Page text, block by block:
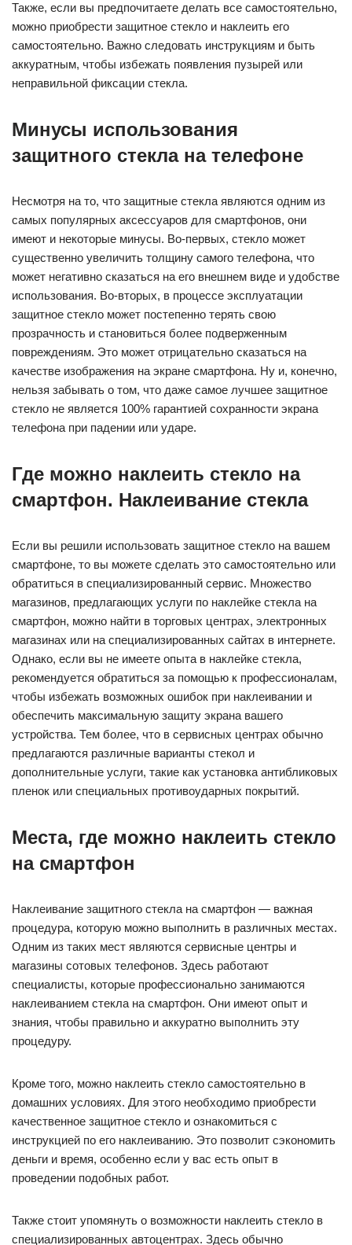
Также, если вы предпочитаете делать все самостоятельно,
можно приобрести защитное стекло и наклеить его
самостоятельно. Важно следовать инструкциям и быть
аккуратным, чтобы избежать появления пузырей или
неправильной фиксации стекла.
Минусы использования
защитного стекла на телефоне
Несмотря на то, что защитные стекла являются одним из
самых популярных аксессуаров для смартфонов, они
имеют и некоторые минусы. Во-первых, стекло может
существенно увеличить толщину самого телефона, что
может негативно сказаться на его внешнем виде и удобстве
использования. Во-вторых, в процессе эксплуатации
защитное стекло может постепенно терять свою
прозрачность и становиться более подверженным
повреждениям. Это может отрицательно сказаться на
качестве изображения на экране смартфона. Ну и, конечно,
нельзя забывать о том, что даже самое лучшее защитное
стекло не является 100% гарантией сохранности экрана
телефона при падении или ударе.
Где можно наклеить стекло на
смартфон. Наклеивание стекла
Если вы решили использовать защитное стекло на вашем
смартфоне, то вы можете сделать это самостоятельно или
обратиться в специализированный сервис. Множество
магазинов, предлагающих услуги по наклейке стекла на
смартфон, можно найти в торговых центрах, электронных
магазинах или на специализированных сайтах в интернете.
Однако, если вы не имеете опыта в наклейке стекла,
рекомендуется обратиться за помощью к профессионалам,
чтобы избежать возможных ошибок при наклеивании и
обеспечить максимальную защиту экрана вашего
устройства. Тем более, что в сервисных центрах обычно
предлагаются различные варианты стекол и
дополнительные услуги, такие как установка антибликовых
пленок или специальных противоударных покрытий.
Места, где можно наклеить стекло
на смартфон
Наклеивание защитного стекла на смартфон — важная
процедура, которую можно выполнить в различных местах.
Одним из таких мест являются сервисные центры и
магазины сотовых телефонов. Здесь работают
специалисты, которые профессионально занимаются
наклеиванием стекла на смартфон. Они имеют опыт и
знания, чтобы правильно и аккуратно выполнить эту
процедуру.
Кроме того, можно наклеить стекло самостоятельно в
домашних условиях. Для этого необходимо приобрести
качественное защитное стекло и ознакомиться с
инструкцией по его наклеиванию. Это позволит сэкономить
деньги и время, особенно если у вас есть опыт в
проведении подобных работ.
Также стоит упомянуть о возможности наклеить стекло в
специализированных автоцентрах. Здесь обычно